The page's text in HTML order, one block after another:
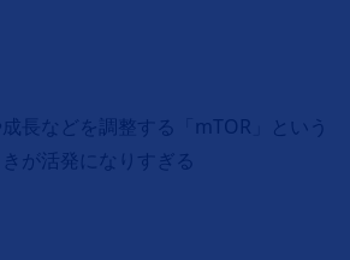
長などを調整する「mTOR」という
が活発になりすぎる